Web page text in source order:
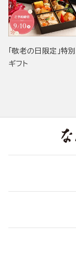
「敬老の日限定」特
ギフト